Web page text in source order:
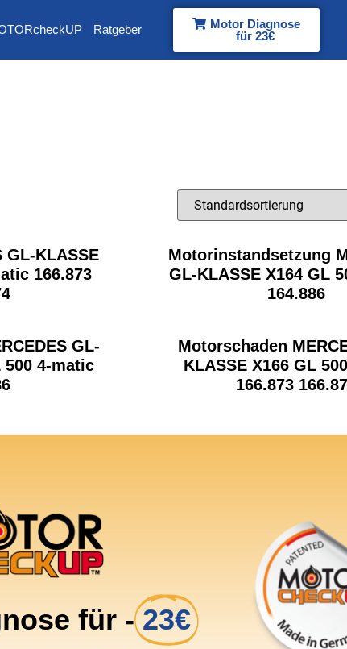
Ratgeber
Motor Diagnose
für 23€
GL-KLASSE
166.873
Motorinstandsetzung
GL-KLASSE X164 GL
164.886
GL-
500 4-matic
Motorschaden
KLASSE X166 GL
166.873
für - 23€